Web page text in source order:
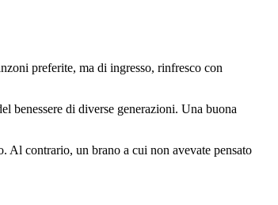
preferite, ma di ingresso, rinfresco con
benessere di diverse generazioni. Una buona
Al contrario, un brano a cui non avevate pensato